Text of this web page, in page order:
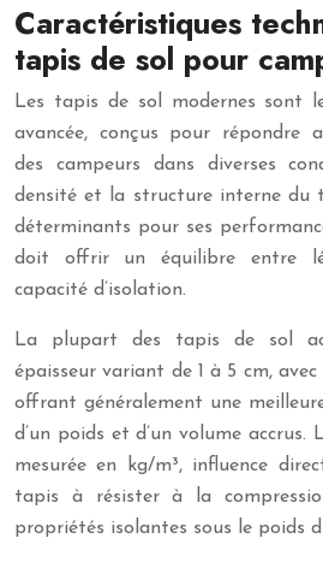
Caractéristiques
tapis de sol pour
Les tapis de sol modernes sont
avancée, conçus pour répondre
des campeurs dans diverses
densité et la structure interne du
déterminants pour ses
doit offrir un équilibre entre
capacité d’isolation.
La plupart des tapis de sol
épaisseur variant de 1 à 5 cm,
offrant généralement une
d’un poids et d’un volume
mesurée en kg/m³, influence
tapis à résister à la
propriétés isolantes sous le poids